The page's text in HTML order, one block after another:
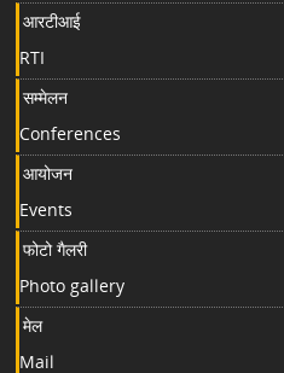
आरटीआई
RTI
सम्मेलन
Conferences
आयोजन
Events
फोटो गैलरी
Photo gallery
मेल
Mail